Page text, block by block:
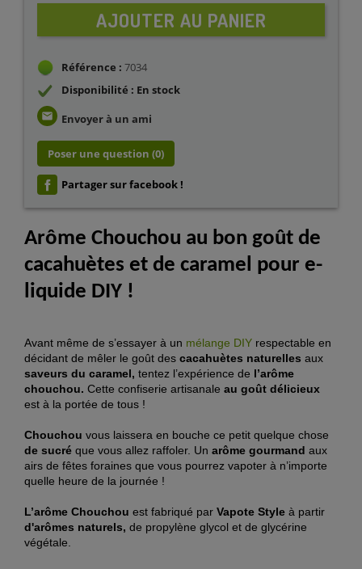
AJOUTER AU PANIER
Référence : 7034
Disponibilité : En stock
email Envoyer à un ami
Poser une question (0)
Partager sur facebook !
Arôme Chouchou au bon goût de
cacahuètes et de caramel pour e-
liquide DIY !
Avant même de s’essayer à un mélange DIY respectable en
décidant de mêler le goût des cacahuètes naturelles aux
saveurs du caramel, tentez l’expérience de l’arôme
chouchou. Cette confiserie artisanale au goût délicieux
est à la portée de tous !
Chouchou vous laissera en bouche ce petit quelque chose
de sucré que vous allez raffoler. Un arôme gourmand aux
airs de fêtes foraines que vous pourrez vapoter à n’importe
quelle heure de la journée !
L’arôme Chouchou est fabriqué par Vapote Style à partir
d'arômes naturels, de propylène glycol et de glycérine
végétale.